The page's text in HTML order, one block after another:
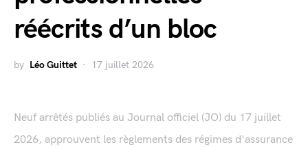
réécrits d’un bloc
by Léo Guittet 17 juillet 2026
Neuf arrêtés publiés au Journal officiel (JO) du 17 juillet
2026, approuvent les règlements des régimes d'assurance